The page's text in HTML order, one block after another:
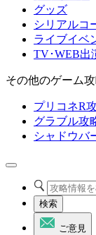
グッズ
シリアルコ
ライブイベ
TV･WEB出
その他のゲーム
プリコネR
グラブル攻
シャドウバ
検索
ご意見